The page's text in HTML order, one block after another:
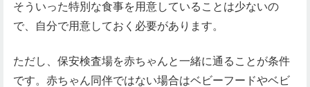
そういった特別な食事を用意していることは少ないの
で、自分で用意しておく必要があります。
ただし、保安検査場を赤ちゃんと一緒に通ることが条件
です。赤ちゃん同伴ではない場合はベビーフードやベビ